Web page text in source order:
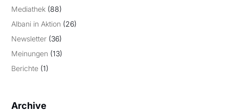
Mediathek (88)
Albani in Aktion (26)
Newsletter (36)
Meinungen (13)
Berichte (1)
Archive